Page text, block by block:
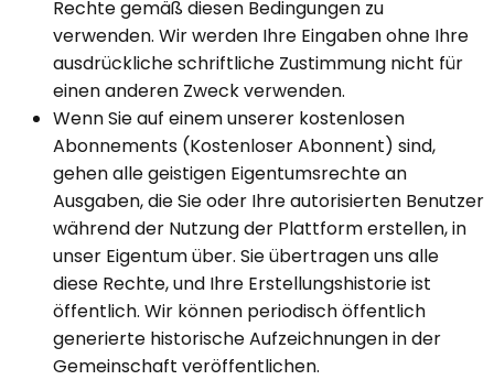
Rechte gemäß diesen Bedingungen zu
verwenden. Wir werden Ihre Eingaben ohne Ihre
ausdrückliche schriftliche Zustimmung nicht für
einen anderen Zweck verwenden.
Wenn Sie auf einem unserer kostenlosen
Abonnements (Kostenloser Abonnent) sind,
gehen alle geistigen Eigentumsrechte an
Ausgaben, die Sie oder Ihre autorisierten Benutzer
während der Nutzung der Plattform erstellen, in
unser Eigentum über. Sie übertragen uns alle
diese Rechte, und Ihre Erstellungshistorie ist
öffentlich. Wir können periodisch öffentlich
generierte historische Aufzeichnungen in der
Gemeinschaft veröffentlichen.